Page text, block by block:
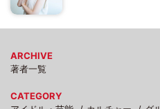
ARCHIVE
著者一覧
CATEGORY